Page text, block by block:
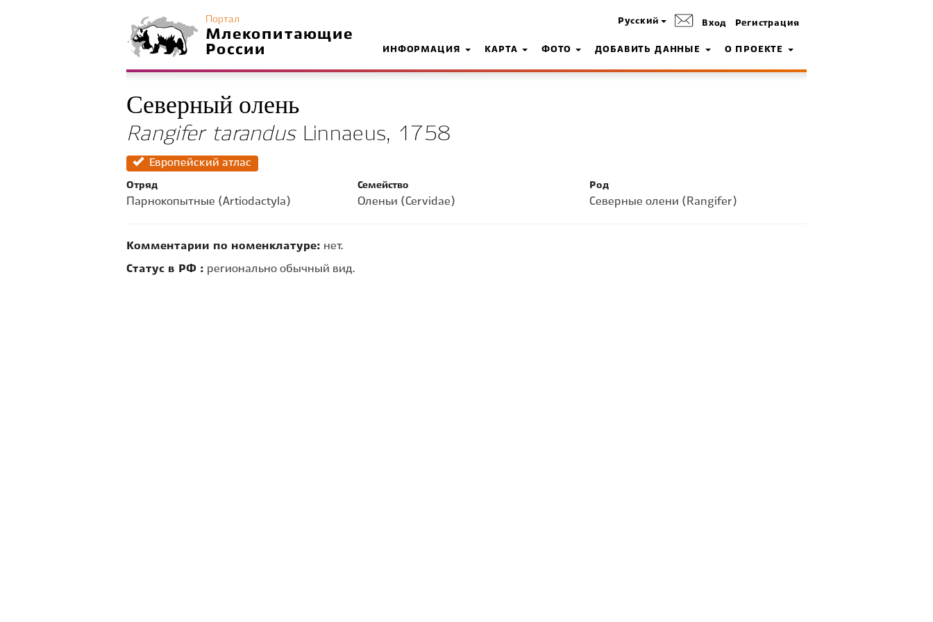
Портал
Млекопитающие
России
Русский Вход Регистрация
ИНФОРМАЦИЯ КАРТА ФОТО ДОБАВИТЬ ДАННЫЕ О ПРОЕКТЕ
Северный олень
Rangifer tarandusLinnaeus, 1758
Европейский атлас
Отряд
Парнокопытные (Artiodactyla)
Семейство
Оленьи (Cervidae)
Род
Северные олени (Rangifer)
Комментарии по номенклатуре: нет.
Статус в РФ : регионально обычный вид.